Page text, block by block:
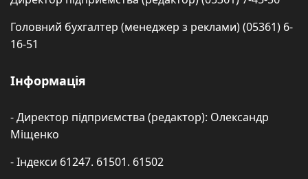
Головний бухгалтер (менеджер з реклами) (05361) 6-
16-51
Інформація
- Директор підприємства (редактор): Олександр
Міщенко
- Індекси 61247. 61501. 61502